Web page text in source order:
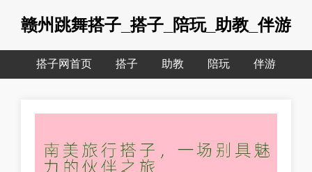
赣州跳舞搭子_搭子_陪玩_助教_伴游
搭子网首页 搭子 助教 陪玩 伴游